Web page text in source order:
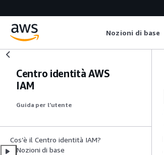
Nozioni di base
Centro identità AWS
IAM
Guida per l’utente
Cos’è il Centro identità IAM?
Nozioni di base